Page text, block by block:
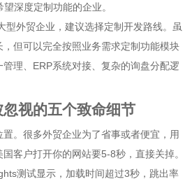
深度定制功能的企业。
型外贸企业，建议选择定制开发路线。虽
但可以完全按照业务需求定制功能模块
理、ERP系统对接、复杂的询盘分配逻
视的五个致命细节
。很多外贸企业为了省事或者便宜，用
客户打开你的网站要5-8秒，直接关掉。
测试显示，加载时间超过3秒，跳出率